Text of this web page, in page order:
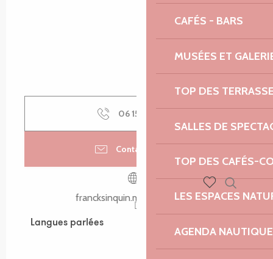
CAFÉS - BARS
MUSÉES ET
TOP DES
SALLES DE
TOP DES CAFÉS-
LES ESPACES
AGENDA NAUTIQUE
Voir les favoris
06 15 85 21
Contactez-nous
francksinquin.mypixieset.com
Langues parlées
Langues parlées